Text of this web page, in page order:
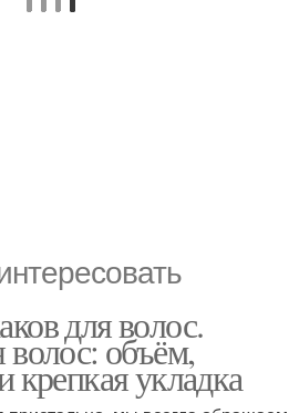
для волос.
объём,
крепкая укладка